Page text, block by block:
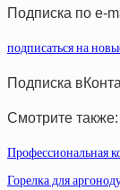
Подписка по e-
подписаться на
Подписка
Смотрите также:
Профессиональная
Горелка для